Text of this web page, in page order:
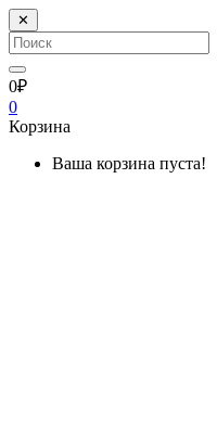
✕
0₽
0
Корзина
Ваша корзина пуста!